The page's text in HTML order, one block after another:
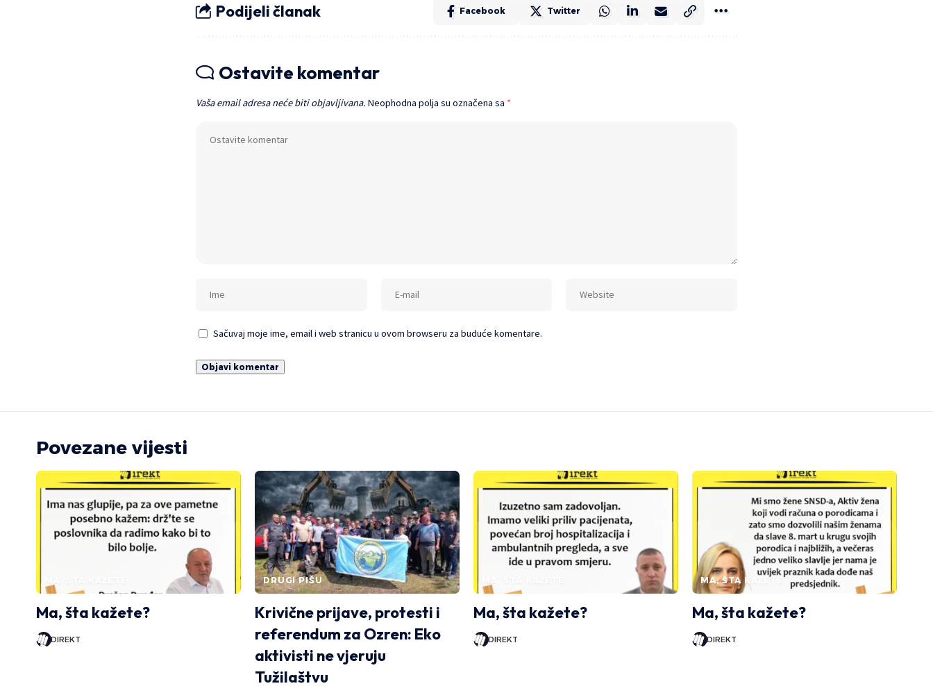
Podijeli članak Facebook Twitter
Ostavite komentar
Vaša email adresa neće biti objavljivana. Neophodna polja su označena sa *
Sačuvaj moje ime, email i web stranicu u ovom browseru za buduće komentare.
Povezane vijesti
Ma, šta kažete?
DIREKT
DRUGI PIŠU
Krivične prijave, protesti i
referendum za Ozren: Eko
aktivisti ne vjeruju
Tužilaštvu
Ma, šta kažete?
DIREKT
MA, ŠTA KAŽETE
Ma, šta kažete?
DIREKT